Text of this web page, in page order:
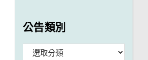
公告類別